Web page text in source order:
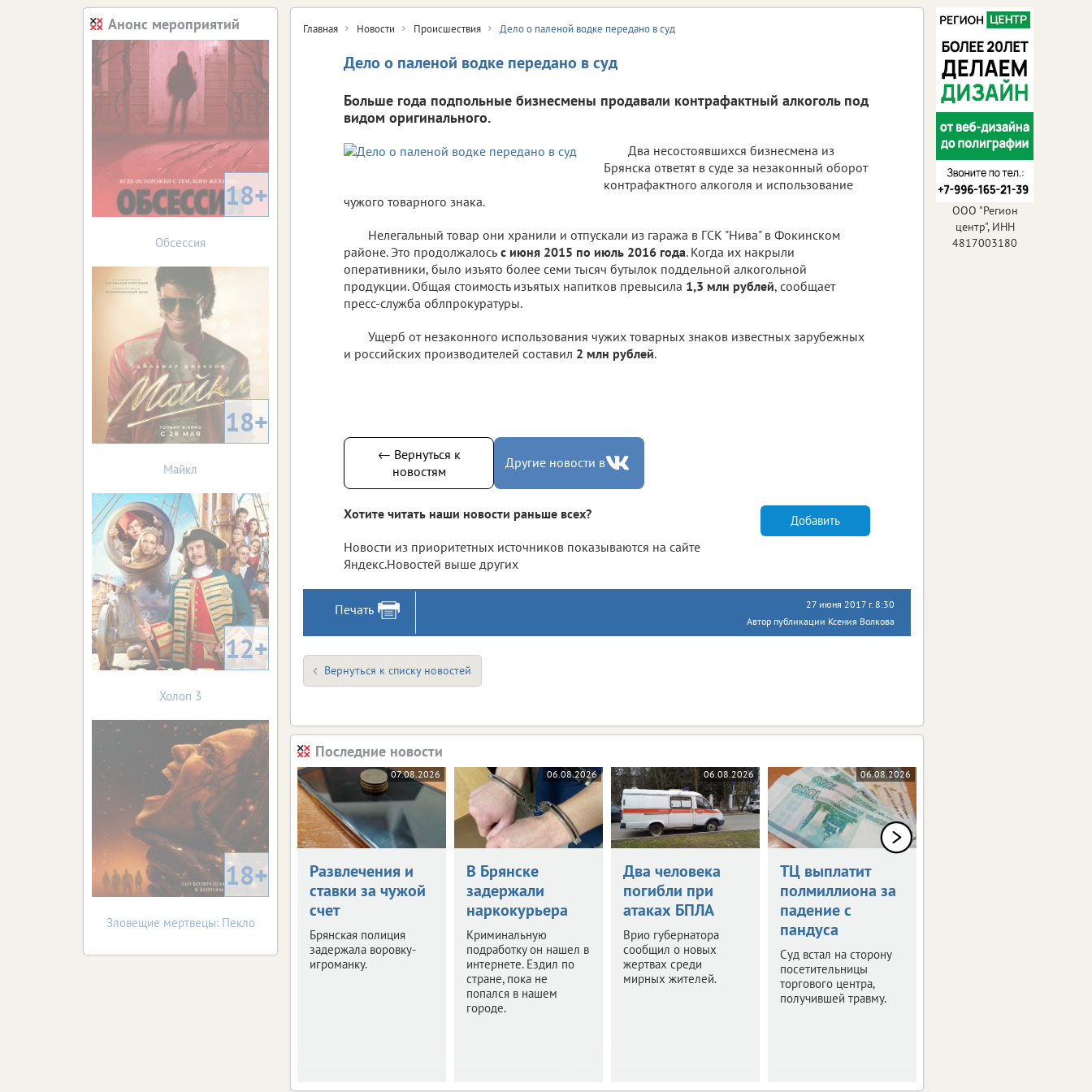
Главная Новости Происшествия Дело о паленой водке передано в суд
Дело о паленой водке передано в суд
Больше года подпольные бизнесмены продавали контрафактный алкоголь под
видом оригинального.
Два несостоявшихся бизнесмена из
Брянска ответят в суде за незаконный оборот
контрафактного алкоголя и использование
чужого товарного знака.
Нелегальный товар они хранили и отпускали из гаража в ГСК "Нива" в Фокинском
районе. Это продолжалось с июня 2015 по июль 2016 года. Когда их накрыли
оперативники, было изъято более семи тысяч бутылок поддельной алкогольной
продукции. Общая стоимость изъятых напитков превысила 1,3 млн рублей, сообщает
пресс-служба облпрокуратуры.
Ущерб от незаконного использования чужих товарных знаков известных зарубежных
и российских производителей составил 2 млн рублей.
← Вернуться к
новостям
Другие новости в
Хотите читать наши новости раньше всех?
Новости из приоритетных источников показываются на сайте
Яндекс.Новостей выше других
Добавить
Печать
27 июня 2017 г. 8:30
Автор публикации Ксения Волкова
Вернуться к списку новостей
Последние новости
07.08.2026
Развлечения и
ставки за чужой
счет
Брянская полиция
задержала воровку-
игроманку.
06.08.2026
В Брянске
задержали
наркокурьера
Криминальную
подработку он нашел в
интернете. Ездил по
стране, пока не
попался в нашем
городе.
06.08.2026
Два человека
погибли при
атаках БПЛА
Врио губернатора
сообщил о новых
жертвах среди
мирных жителей.
06.08.2026
ТЦ выплатит
полмиллиона за
падение с
пандуса
Суд встал на сторону
посетительницы
торгового центра,
получившей травму.
Анонс мероприятий
18+
Обсессия
18+
Майкл
12+
Холоп 3
18+
Зловещие мертвецы: Пекло
ООО "Регион
центр", ИНН
4817003180